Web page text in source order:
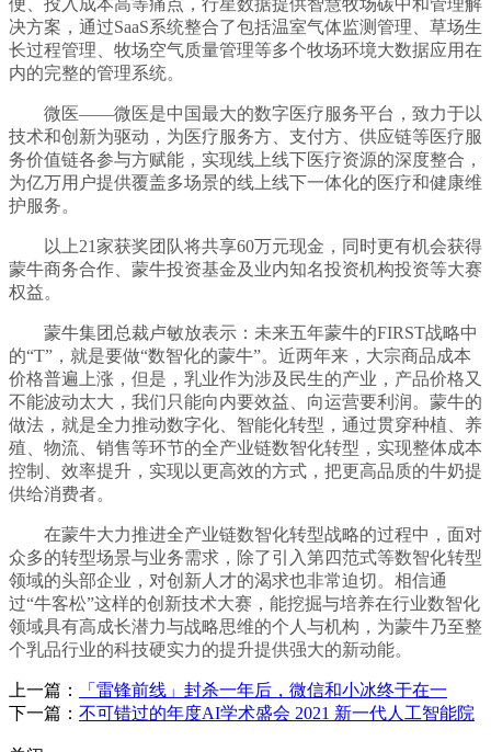
便、投入成本高等痛点，行星数据提供智慧牧场碳中和管理解
决方案，通过SaaS系统整合了包括温室气体监测管理、草场生
长过程管理、牧场空气质量管理等多个牧场环境大数据应用在
内的完整的管理系统。
微医——微医是中国最大的数字医疗服务平台，致力于以
技术和创新为驱动，为医疗服务方、支付方、供应链等医疗服
务价值链各参与方赋能，实现线上线下医疗资源的深度整合，
为亿万用户提供覆盖多场景的线上线下一体化的医疗和健康维
护服务。
以上21家获奖团队将共享60万元现金，同时更有机会获得
蒙牛商务合作、蒙牛投资基金及业内知名投资机构投资等大赛
权益。
蒙牛集团总裁卢敏放表示：未来五年蒙牛的FIRST战略中
的“T”，就是要做“数智化的蒙牛”。近两年来，大宗商品成本
价格普遍上涨，但是，乳业作为涉及民生的产业，产品价格又
不能波动太大，我们只能向内要效益、向运营要利润。蒙牛的
做法，就是全力推动数字化、智能化转型，通过贯穿种植、养
殖、物流、销售等环节的全产业链数智化转型，实现整体成本
控制、效率提升，实现以更高效的方式，把更高品质的牛奶提
供给消费者。
在蒙牛大力推进全产业链数智化转型战略的过程中，面对
众多的转型场景与业务需求，除了引入第四范式等数智化转型
领域的头部企业，对创新人才的渴求也非常迫切。相信通
过“牛客松”这样的创新技术大赛，能挖掘与培养在行业数智化
领域具有高成长潜力与战略思维的个人与机构，为蒙牛乃至整
个乳品行业的科技硬实力的提升提供强大的新动能。
上一篇：
「雷锋前线」封杀一年后，微信和小冰终于在一
下一篇： 不可错过的年度AI学术盛会 2021 新一代人工智能院